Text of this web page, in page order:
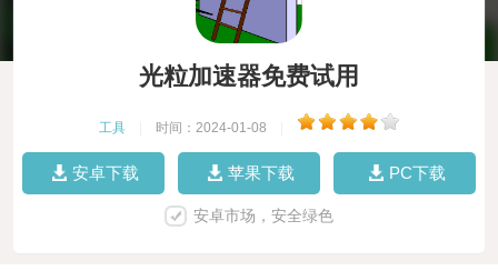
光粒加速器免费试用
工具 时间：2024-01-08
安卓下载 苹果下载 PC下载
安卓市场，安全绿色